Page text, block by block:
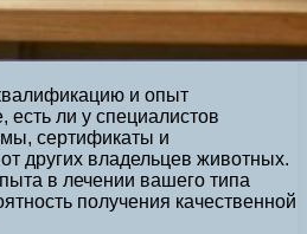
и опыт
есть ли у специалистов
сертификаты и
других владельцев животных.
в лечении вашего типа
получения качественной